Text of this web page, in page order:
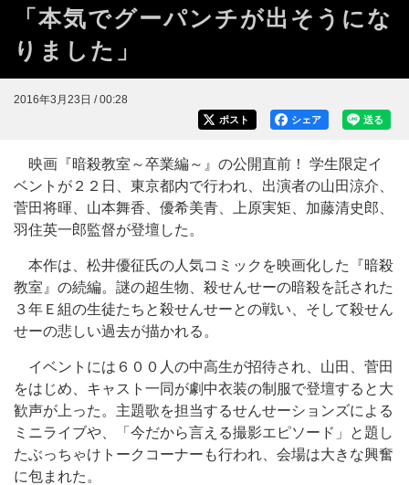
「本気でグーパンチが出そうにな
りました」
2016年3月23日 / 00:28
送る
シェア
ポスト
映画『暗殺教室～卒業編～』の公開直前！ 学生限定イ
ベントが２２日、東京都内で行われ、出演者の山田涼介、
菅田将暉、山本舞香、優希美青、上原実矩、加藤清史郎、
羽住英一郎監督が登壇した。
本作は、松井優征氏の人気コミックを映画化した『暗殺
教室』の続編。謎の超生物、殺せんせーの暗殺を託された
３年Ｅ組の生徒たちと殺せんせーとの戦い、そして殺せん
せーの悲しい過去が描かれる。
イベントには６００人の中高生が招待され、山田、菅田
をはじめ、キャスト一同が劇中衣装の制服で登壇すると大
歓声が上った。主題歌を担当するせんせーションズによる
ミニライブや、「今だから言える撮影エピソード」と題し
たぶっちゃけトークコーナーも行われ、会場は大きな興奮
に包まれた。